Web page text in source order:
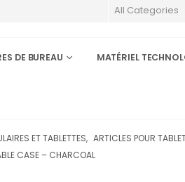
DE BUREAU MATÉRIEL
ET TABLETTES, ARTICLES POUR
CASE – CHARCOAL